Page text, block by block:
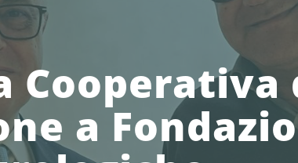
Cooperativa
a